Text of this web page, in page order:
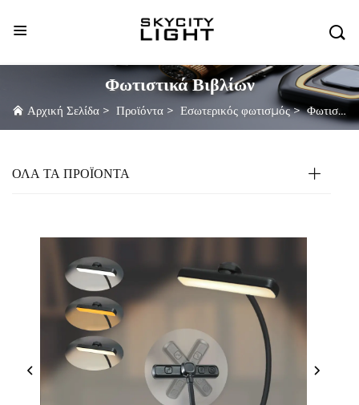

Φωτιστικά Βιβλίων
Αρχική Σελίδα > Προϊόντα > Εσωτερικός φωτισμός>Φωτιστικά Βιβλίων
ΌΛΑ ΤΑ ΠΡΟΪΟΝΤΑ